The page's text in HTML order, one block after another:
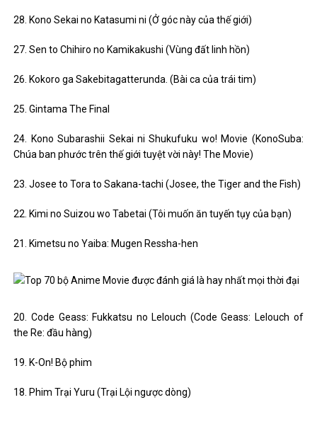
28. Kono Sekai no Katasumi ni (Ở góc này của thế giới)
27. Sen to Chihiro no Kamikakushi (Vùng đất linh hồn)
26. Kokoro ga Sakebitagatterunda. (Bài ca của trái tim)
25. Gintama The Final
24. Kono Subarashii Sekai ni Shukufuku wo! Movie (KonoSuba:
Chúa ban phước trên thế giới tuyệt vời này! The Movie)
23. Josee to Tora to Sakana-tachi (Josee, the Tiger and the Fish)
22. Kimi no Suizou wo Tabetai (Tôi muốn ăn tuyến tụy của bạn)
21. Kimetsu no Yaiba: Mugen Ressha-hen
20. Code Geass: Fukkatsu no Lelouch (Code Geass: Lelouch of
the Re: đầu hàng)
19. K-On! Bộ phim
18. Phim Trại Yuru (Trại Lội ngược dòng)